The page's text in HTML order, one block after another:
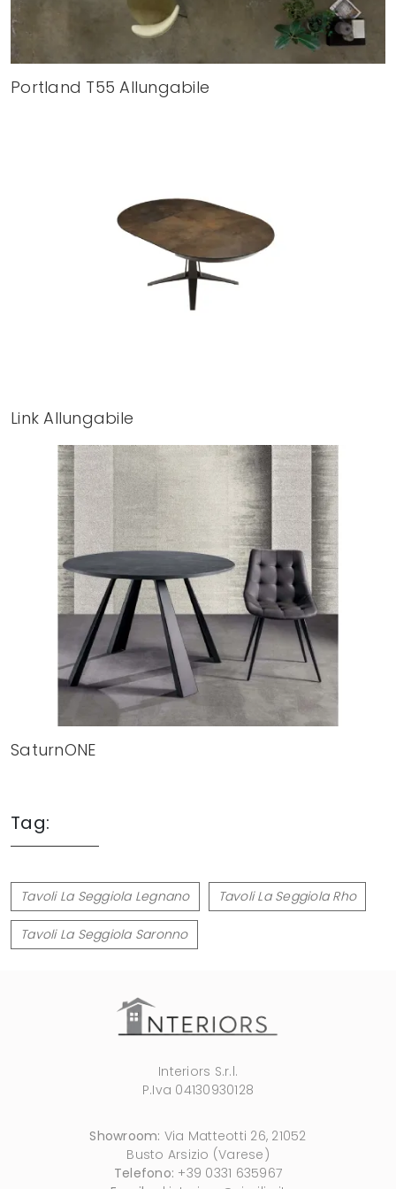
Portland T55 Allungabile
Link Allungabile
SaturnONE
Tag:
Tavoli La Seggiola Legnano Tavoli La Seggiola Rho
Tavoli La Seggiola Saronno
Interiors S.r.l.
P.Iva 04130930128
Showroom: Via Matteotti 26, 21052
Busto Arsizio (Varese)
Telefono: +39 0331 635967